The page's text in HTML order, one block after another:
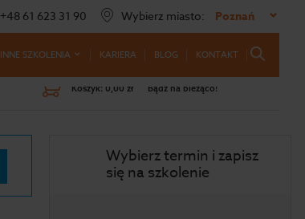
+48 61 623 31 90 Wybierz miasto: Poznań
INNE SZKOLENIA KARIERA BLOG KONTAKT
Koszyk: 0,00 zł Bądź na bieżąco!
Wybierz termin i zapisz
się na szkolenie